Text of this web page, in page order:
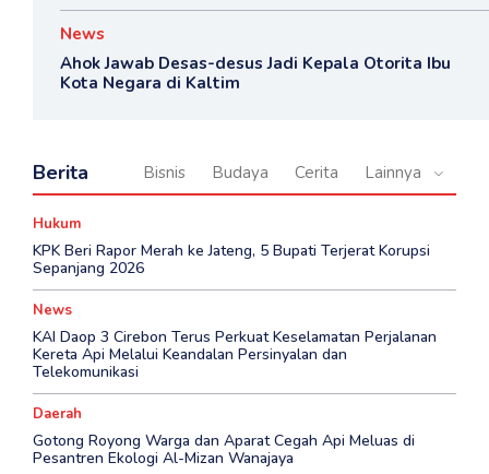
News
Ahok Jawab Desas-desus Jadi Kepala Otorita Ibu
Kota Negara di Kaltim
Berita Bisnis Budaya Cerita Lainnya
Hukum
KPK Beri Rapor Merah ke Jateng, 5 Bupati Terjerat Korupsi
Sepanjang 2026
News
KAI Daop 3 Cirebon Terus Perkuat Keselamatan Perjalanan
Kereta Api Melalui Keandalan Persinyalan dan
Telekomunikasi
Daerah
Gotong Royong Warga dan Aparat Cegah Api Meluas di
Pesantren Ekologi Al-Mizan Wanajaya